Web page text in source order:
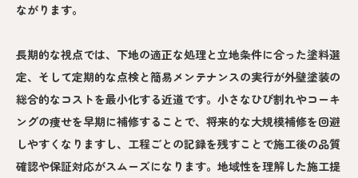
ながります。
長期的な視点では、下地の適正な処理と立地条件に合った塗料選
定、そして定期的な点検と簡易メンテナンスの実行が外壁塗装の
総合的なコストを最小化する近道です。小さなひび割れやコーキ
ングの痩せを早期に補修することで、将来的な大規模補修を回避
しやすくなりますし、工程ごとの記録を残すことで施工後の品質
確認や保証対応がスムーズになります。地域性を理解した施工提